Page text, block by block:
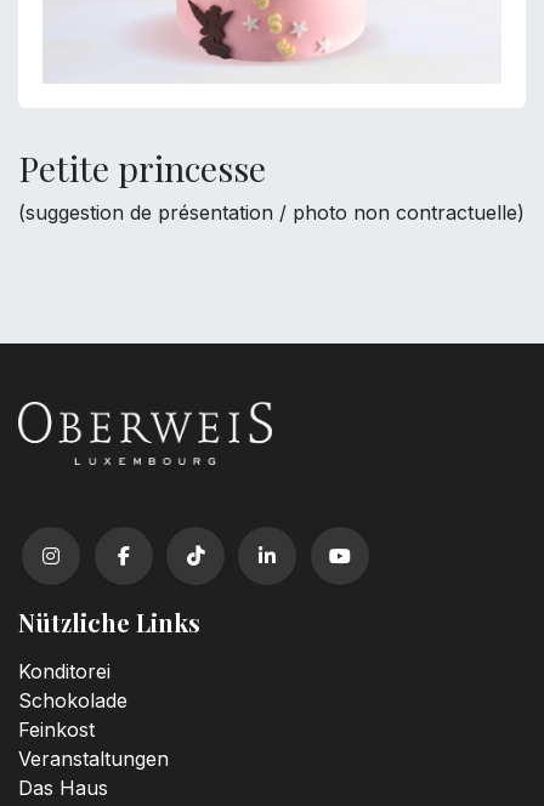
Petite princesse
(suggestion de présentation / photo non contractuelle)
Nützliche Links
Konditorei
Schokolade
Feinkost
Veranstaltungen
Das Haus